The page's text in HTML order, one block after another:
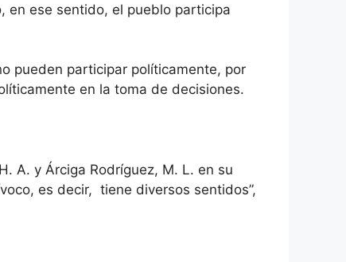
en ese sentido, el pueblo participa
pueden participar políticamente, por
en la toma de decisiones.
A. y Árciga Rodríguez, M. L. en su
es decir, tiene diversos sentidos”,